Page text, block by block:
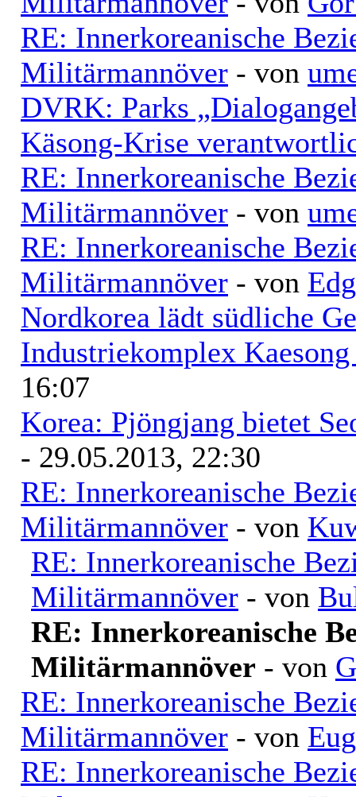
RE: Innerkoreanische
Militärmannöver - von
DVRK: Parks
Käsong-Krise
RE: Innerkoreanische
Militärmannöver - von
RE: Innerkoreanische
Militärmannöver - von
Nordkorea lädt südliche
Industriekomplex
16:07
Korea: Pjöngjang bietet
- 29.05.2013, 22:30
RE: Innerkoreanische
Militärmannöver - von
RE: Innerkoreanische
Militärmannöver - von
RE: Innerkoreanische
Militärmannöver - von
RE: Innerkoreanische
Militärmannöver - von
RE: Innerkoreanische